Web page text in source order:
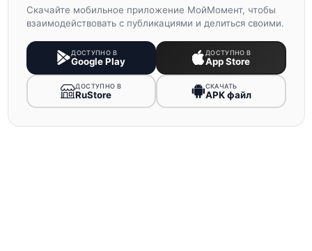
Скачайте мобильное приложение МойМомент, чтобы
взаимодействовать с публикациями и делиться своими.
ДОСТУПНО В
Google Play
ДОСТУПНО В
App Store
ДОСТУПНО В
RuStore
СКАЧАТЬ
APK файл